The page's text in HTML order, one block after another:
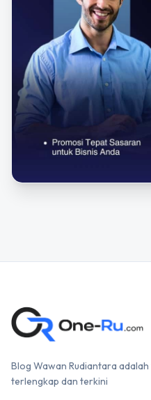
Blog Wawan Rudiantara
terlengkap dan terkini